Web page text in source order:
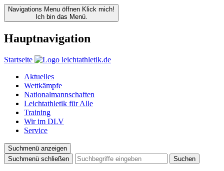
Navigations Menu öffnen Klick mich!
Ich bin das Menü.
Hauptnavigation
Startseite
Aktuelles
Wettkämpfe
Nationalmannschaften
Leichtathletik für Alle
Training
Wir im DLV
Service
Suchmenü anzeigen
Suchmenü schließen
Suchen